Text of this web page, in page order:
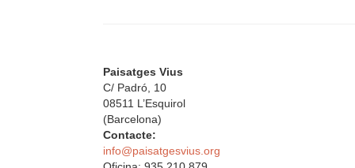
Paisatges Vius
C/ Padró, 10
08511 L’Esquirol
(Barcelona)
Contacte:
info@paisatgesvius.org